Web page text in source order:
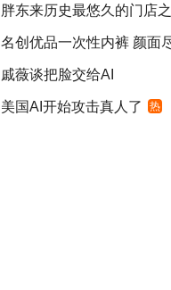
胖东来历史最悠久的门店
名创优品一次性内裤 颜面
戚薇谈把脸交给AI
美国AI开始攻击真人了 热